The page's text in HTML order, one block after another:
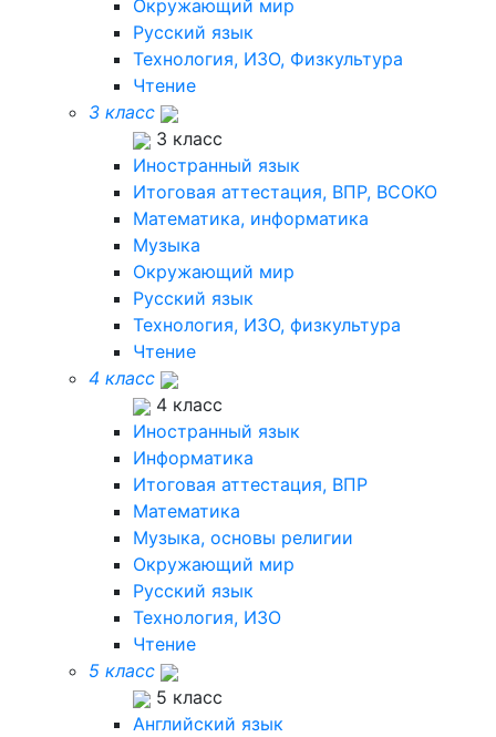
Окружающий мир
Русский язык
Технология, ИЗО, Физкультура
Чтение
3 класс
3 класс
Иностранный язык
Итоговая аттестация, ВПР, ВСОКО
Математика, информатика
Музыка
Окружающий мир
Русский язык
Технология, ИЗО, физкультура
Чтение
4 класс
4 класс
Иностранный язык
Информатика
Итоговая аттестация, ВПР
Математика
Музыка, основы религии
Окружающий мир
Русский язык
Технология, ИЗО
Чтение
5 класс
5 класс
Английский язык